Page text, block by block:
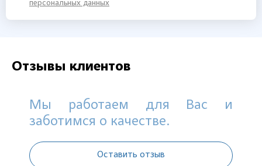
персональных данных
Отзывы клиентов
Мы работаем для Вас и
заботимся о качестве.
Оставить отзыв